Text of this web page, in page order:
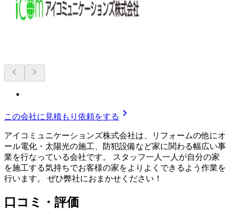
chevron_left chevron_right
この会社に見積もり依頼をする chevron_right
アイコミュニケーションズ株式会社は、リフォームの他にオ
ール電化・太陽光の施工、防犯設備など家に関わる幅広い事
業を行なっている会社です。 スタッフ一人一人が自分の家
を施工する気持ちでお客様の家をよりよくできるよう作業を
行います。 ぜひ弊社におまかせください！
口コミ・評価